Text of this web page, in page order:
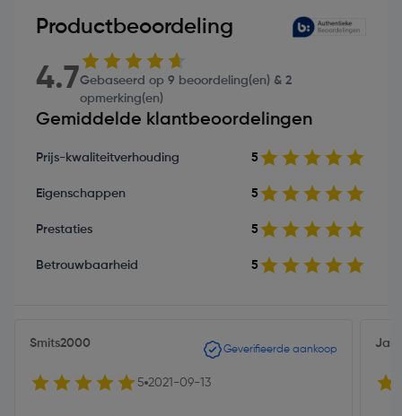
Productbeoordeling
4.7Gebaseerd op 9 beoordeling(en) & 2
opmerking(en)
Gemiddelde klantbeoordelingen
Prijs-kwaliteitverhouding 5
Eigenschappen 5
Prestaties 5
Betrouwbaarheid 5
Smits2000 Geverifieerde aankoop
5 2021-09-13